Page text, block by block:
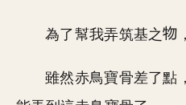
為了幫我弄筑基之
雖然赤鳥寶骨差了點